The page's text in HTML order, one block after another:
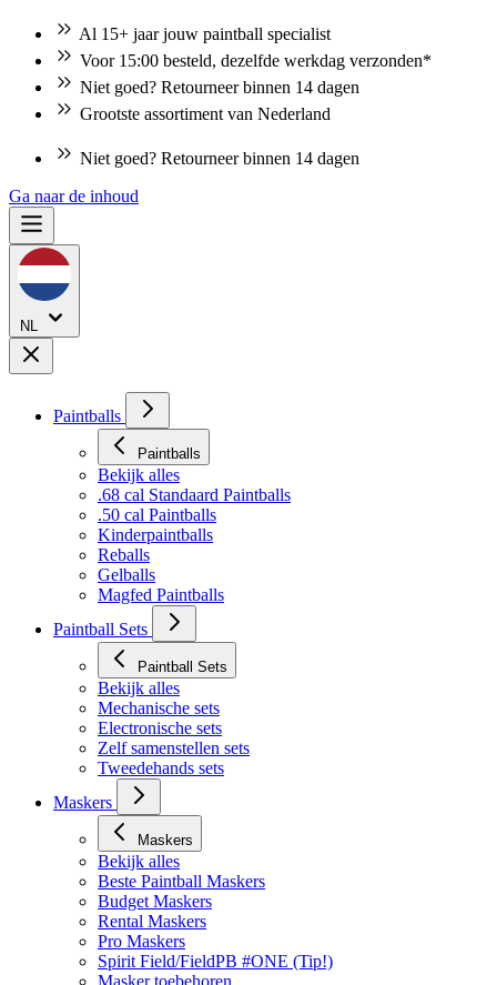
Al 15+ jaar jouw paintball specialist
Voor 15:00 besteld, dezelfde werkdag verzonden*
Niet goed? Retourneer binnen 14 dagen
Grootste assortiment van Nederland
Niet goed? Retourneer binnen 14 dagen
Ga naar de inhoud
NL
Paintballs
Paintballs
Bekijk alles
.68 cal Standaard Paintballs
.50 cal Paintballs
Kinderpaintballs
Reballs
Gelballs
Magfed Paintballs
Paintball Sets
Paintball Sets
Bekijk alles
Mechanische sets
Electronische sets
Zelf samenstellen sets
Tweedehands sets
Maskers
Maskers
Bekijk alles
Beste Paintball Maskers
Budget Maskers
Rental Maskers
Pro Maskers
Spirit Field/FieldPB #ONE (Tip!)
Masker toebehoren